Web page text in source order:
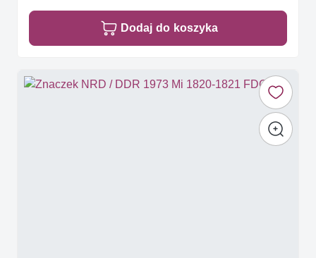
Dodaj do koszyka